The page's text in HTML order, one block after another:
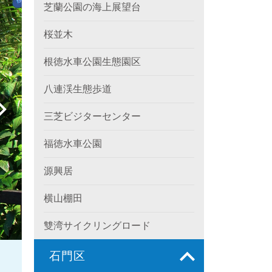
芝蘭公園の海上展望台
桜並木
根徳水車公園生態園区
八連渓生態歩道
三芝ビジターセンター
福徳水車公園
源興居
横山棚田
雙湾サイクリングロード
石門区